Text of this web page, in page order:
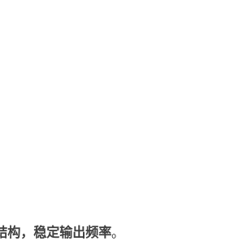
构，稳定输出频率。